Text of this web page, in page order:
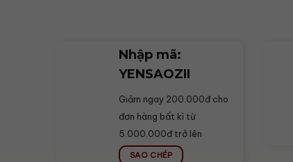
Nhập mã:
YENSAOZII
Giảm ngay 200.000đ cho
đơn hàng bất kì từ
5.000.000đ trở lên
SAO CHÉP